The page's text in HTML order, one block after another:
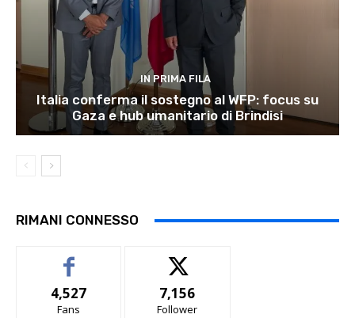
IN PRIMA FILA
Italia conferma il sostegno al WFP: focus su
Gaza e hub umanitario di Brindisi
RIMANI CONNESSO
4,527
Fans
7,156
Follower